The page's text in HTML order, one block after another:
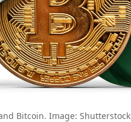
Bitcoin. Image: Shutterstock